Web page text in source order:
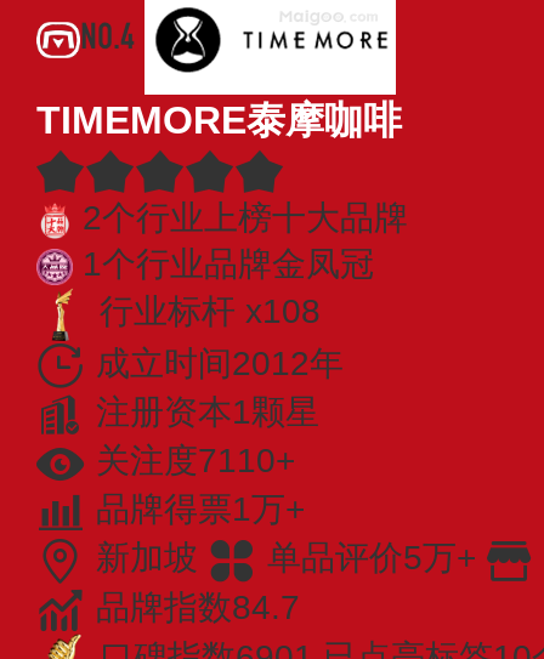
NO.4
TIMEMORE泰摩咖啡
2个行业上榜十大品牌
1个行业品牌金凤冠
行业标杆 x108
成立时间2012年
注册资本1颗星
关注度7110+
品牌得票1万+
新加坡
单品评价5万+
品牌指数84.7